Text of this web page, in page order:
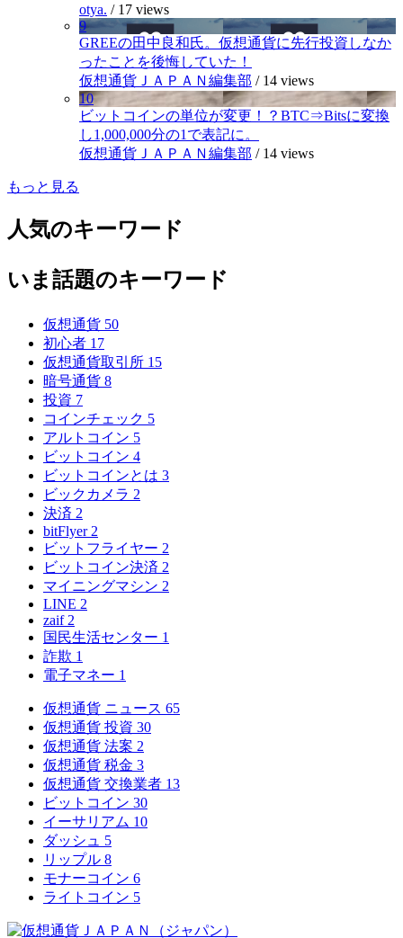
otya. / 17 views
9
GREEの田中良和氏。仮想通貨に先行投資しなか
ったことを後悔していた！
仮想通貨ＪＡＰＡＮ編集部 / 14 views
10
ビットコインの単位が変更！？BTC⇒Bitsに変換
し1,000,000分の1で表記に。
仮想通貨ＪＡＰＡＮ編集部 / 14 views
もっと見る
人気のキーワード
いま話題のキーワード
仮想通貨 50
初心者 17
仮想通貨取引所 15
暗号通貨 8
投資 7
コインチェック 5
アルトコイン 5
ビットコイン 4
ビットコインとは 3
ビックカメラ 2
決済 2
bitFlyer 2
ビットフライヤー 2
ビットコイン決済 2
マイニングマシン 2
LINE 2
zaif 2
国民生活センター 1
詐欺 1
電子マネー 1
仮想通貨 ニュース 65
仮想通貨 投資 30
仮想通貨 法案 2
仮想通貨 税金 3
仮想通貨 交換業者 13
ビットコイン 30
イーサリアム 10
ダッシュ 5
リップル 8
モナーコイン 6
ライトコイン 5